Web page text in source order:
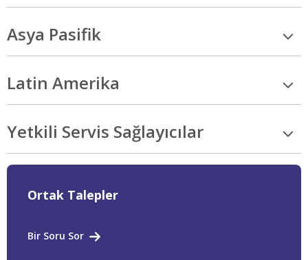
Asya Pasifik
Latin Amerika
Yetkili Servis Sağlayıcılar
Ortak Talepler
Bir Soru Sor